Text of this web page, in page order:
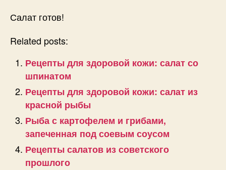
Салат готов!
Related posts:
Рецепты для здоровой кожи: салат со
шпинатом
Рецепты для здоровой кожи: салат из
красной рыбы
Рыба с картофелем и грибами,
запеченная под соевым соусом
Рецепты салатов из советского
прошлого